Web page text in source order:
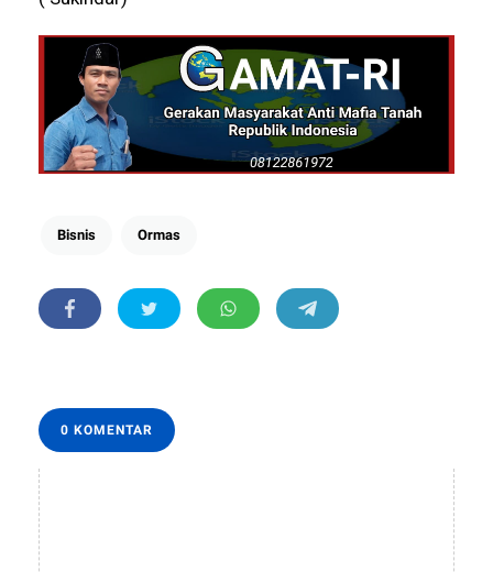
Bisnis Ormas
0 KOMENTAR